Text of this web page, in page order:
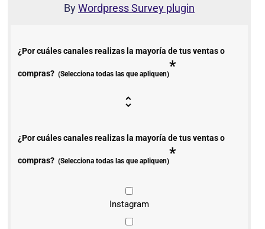
ByWordpress Survey plugin
¿Por cuáles canales realizas la mayoría de tus ventas o
compras? (Selecciona todas las que apliquen)*
¿Por cuáles canales realizas la mayoría de tus ventas o
compras? (Selecciona todas las que apliquen)*
Instagram